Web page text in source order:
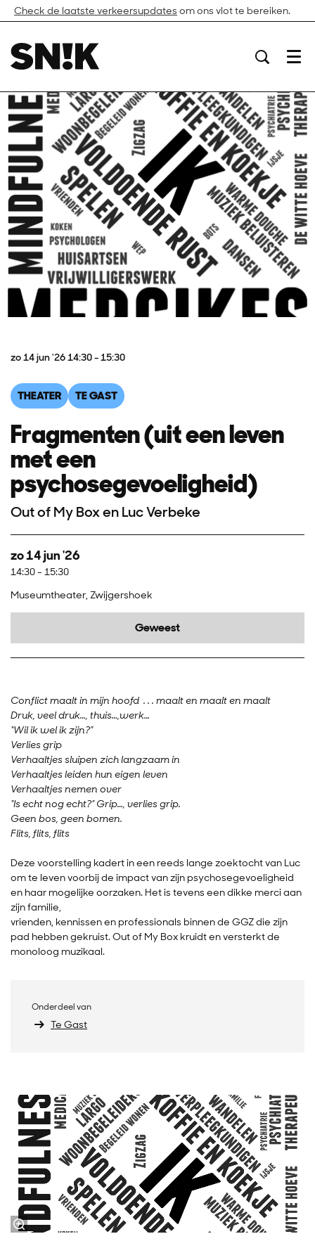
Check de laatste verkeersupdates om ons vlot te bereiken.
Menu
THEATER TE GAST
Fragmenten (uit een leven
met een
psychosegevoeligheid)
Out of My Box en Luc Verbeke
zo 14 jun '2614:30 - 15:30
zo 14 jun '26
14:30- 15:30
Museumtheater, Zwijgershoek
Geweest
Conflict maalt in mijn hoofd . . . maalt en maalt en maalt
Druk, veel druk…, thuis…,werk…
“Wil ik wel ik zijn?”
Verlies grip
Verhaaltjes sluipen zich langzaam in
Verhaaltjes leiden hun eigen leven
Verhaaltjes nemen over
“Is echt nog echt?” Grip…, verlies grip.
Geen bos, geen bomen.
Flits, flits, flits
Deze voorstelling kadert in een reeds lange zoektocht van Luc
om te leven voorbij de impact van zijn psychosegevoeligheid
en haar mogelijke oorzaken. Het is tevens een dikke merci aan
zijn familie,
vrienden, kennissen en professionals binnen de GGZ die zijn
pad hebben gekruist. Out of My Box kruidt en versterkt de
monoloog muzikaal.
Onderdeel van
Te Gast